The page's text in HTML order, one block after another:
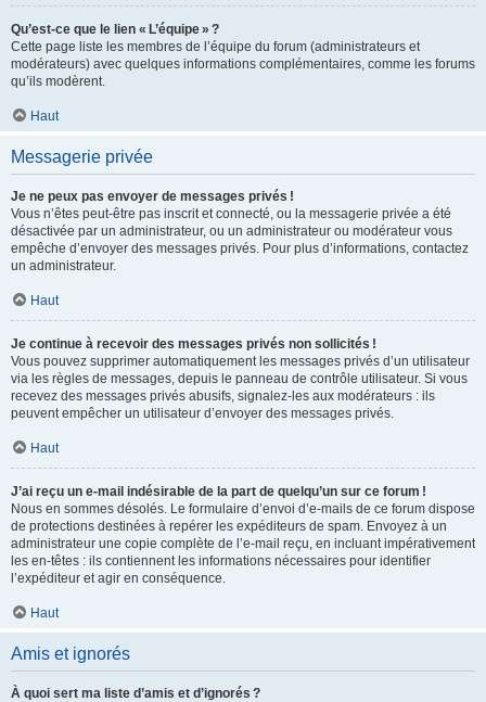
Qu’est-ce que le lien « L’équipe » ?
Cette page liste les membres de l’équipe du forum (administrateurs et
modérateurs) avec quelques informations complémentaires, comme les forums
qu’ils modèrent.
Haut
Messagerie privée
Je ne peux pas envoyer de messages privés !
Vous n’êtes peut-être pas inscrit et connecté, ou la messagerie privée a été
désactivée par un administrateur, ou un administrateur ou modérateur vous
empêche d’envoyer des messages privés. Pour plus d’informations, contactez
un administrateur.
Haut
Je continue à recevoir des messages privés non sollicités !
Vous pouvez supprimer automatiquement les messages privés d’un utilisateur
via les règles de messages, depuis le panneau de contrôle utilisateur. Si vous
recevez des messages privés abusifs, signalez-les aux modérateurs : ils
peuvent empêcher un utilisateur d’envoyer des messages privés.
Haut
J’ai reçu un e-mail indésirable de la part de quelqu’un sur ce forum !
Nous en sommes désolés. Le formulaire d’envoi d’e-mails de ce forum dispose
de protections destinées à repérer les expéditeurs de spam. Envoyez à un
administrateur une copie complète de l’e-mail reçu, en incluant impérativement
les en-têtes : ils contiennent les informations nécessaires pour identifier
l’expéditeur et agir en conséquence.
Haut
Amis et ignorés
À quoi sert ma liste d’amis et d’ignorés ?